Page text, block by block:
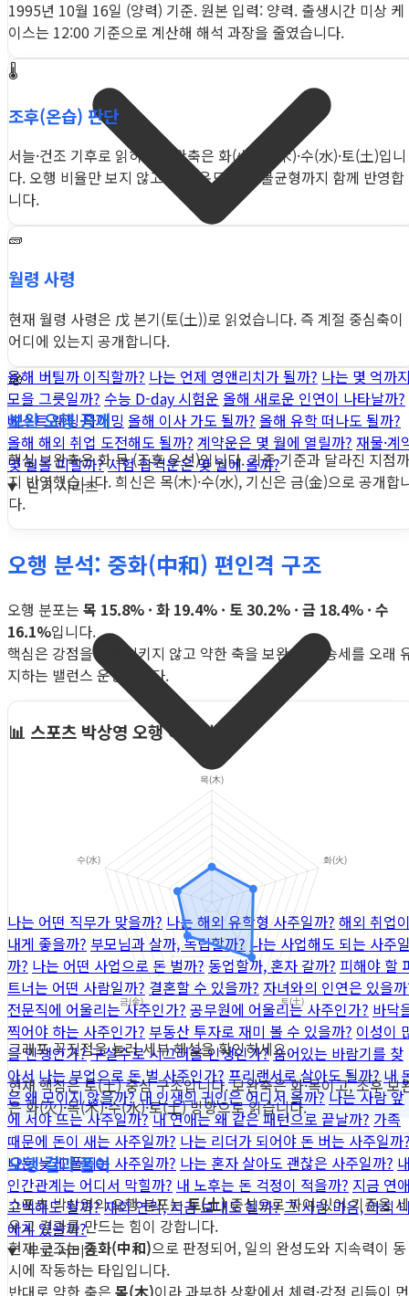
올해 버틸까 이직할까? 나는 언제 영앤리치가 될까? 나는 몇 억까
모을 그릇일까? 수능 D-day 시험운 올해 새로운 인연이 나타날까?
베스트 웨딩 타이밍 올해 이사 가도 될까? 올해 유학 떠나도 될까?
올해 해외 취업 도전해도 될까? 계약운은 몇 월에 열릴까? 재물·계
몇 월을 피할까?시험 합격운은 몇 월에 올까?
인기 시리즈
나는 어떤 직무가 맞을까? 나는 해외 유학형 사주일까? 해외 취업
내게 좋을까? 부모님과 살까, 독립할까? 나는 사업해도 되는 사주
까? 나는 어떤 사업으로 돈 벌까? 동업할까, 혼자 갈까? 피해야 할
트너는 어떤 사람일까? 결혼할 수 있을까?자녀와의 인연은 있을
전문직에 어울리는 사주인가? 공무원에 어울리는 사주인가? 바닥
찍어야 하는 사주인가? 부동산 투자로 재미 볼 수 있을까? 이성이
을 인생인가?구설수로 시끄러울 인생인가?숨어있는 바람기를 찾
아서 나는 부업으로 돈 벌 사주인가? 프리랜서로 살아도 될까? 내
은 왜 모이지 않을까? 내 인생의 귀인은 어디서 올까? 나는 사람 앞
에 서야 뜨는 사주일까? 내 연애는 왜 같은 패턴으로 끝날까? 가족
때문에 돈이 새는 사주일까?나는 리더가 되어야 돈 버는 사주일까
나는 늦게 풀리는 사주일까? 나는 혼자 살아도 괜찮은 사주일까?
인간관계는 어디서 막힐까? 내 노후는 돈 걱정이 적을까? 지금 연
고백해도 될까?재회 연락, 지금 보내도 될까? 그 사람 마음, 아직
에게 있을까?
무료 서비스
1995년 10월 16일 (양력) 기준. 원본 입력: 양력. 출생시간 미상 케
이스는 12:00 기준으로 계산해 해석 과장을 줄였습니다.
🌡️
조후(온습) 판단
서늘·건조 기후로 읽히며 보완축은 화(火)·목(木)·수(水)·토(土)입니
다. 오행 비율만 보지 않고 실제 온도·습도 불균형까지 함께 반영합
니다.
🧱
월령 사령
현재 월령 사령은 戊 본기(토(土))로 읽었습니다. 즉 계절 중심축이
어디에 있는지 공개합니다.
🧭
보완 오행 공개
핵심 보완축은 화·목 (조후 우선)입니다. 기존 기준과 달라진 지점까
지 반영했습니다. 희신은 목(木)·수(水), 기신은 금(金)으로 공개합
다.
오행 분석: 중화(中和) 편인격 구조
오행 분포는 목 15.8% · 화 19.4% · 토 30.2% · 금 18.4% · 수
16.1%입니다.
핵심은 강점을 과열시키지 않고 약한 축을 보완해, 상승세를 오래
지하는 밸런스 운영입니다.
📊 스포츠 박상영 오행 에너지 분포
그래프 꼭짓점을 눌러 세부 해설을 확인하세요.
현재 핵심은 토(土) 중심 구조입니다. 보완축은 화·목이고, 조후 보
은 화(火)·목(木)·수(水)·토(土) 방향으로 읽습니다.
오행 결과 풀이
스포츠 박상영의 오행 분포는토(土)중심으로 짜여 있어 기준을 세
우고 결과를 만드는 힘이 강합니다.
현재 구조는중화(中和)으로 판정되어, 일의 완성도와 지속력이 동
시에 작동하는 타입입니다.
반대로 약한 축은 목(木)이라 과부하 상황에서 체력·감정 리듬이 먼